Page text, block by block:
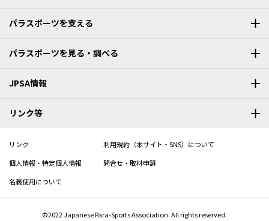
パラスポーツを支える
パラスポーツを見る・調べる
JPSA情報
リンク等
リンク
利用規約（本サイト・SNS）について
個人情報・特定個人情報
問合せ・取材申請
名義使用について
©2022 Japanese Para-Sports Association. All rights reserved.